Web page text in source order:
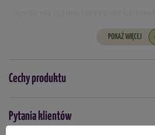
- intensyfikuje kolory kwiatów
Dawkowanie:
Tuż przed kwitnieniem – aby
POKAŻ WIĘCEJ
Cechy produktu
Symbol
5907102057411
Pytania klientów